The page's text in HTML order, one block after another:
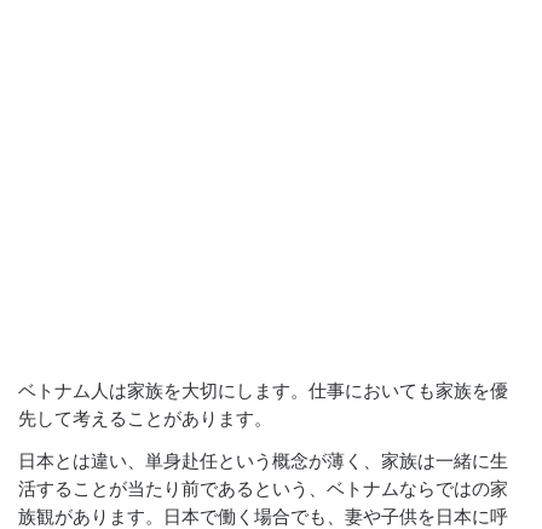
ベトナム人は家族を大切にします。仕事においても家族を優
先して考えることがあります。
日本とは違い、単身赴任という概念が薄く、家族は一緒に生
活することが当たり前であるという、ベトナムならではの家
族観があります。日本で働く場合でも、妻や子供を日本に呼